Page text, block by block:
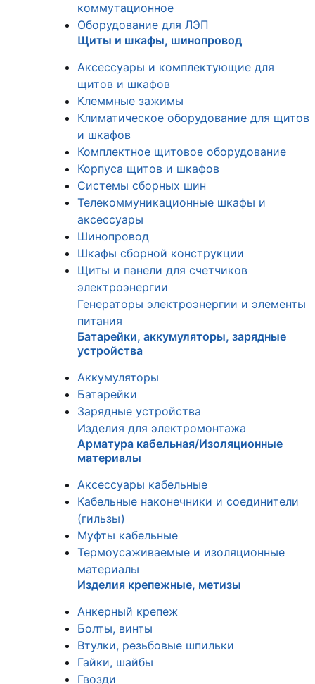
коммутационное
Оборудование для ЛЭП
Щиты и шкафы, шинопровод
Аксессуары и комплектующие для
щитов и шкафов
Клеммные зажимы
Климатическое оборудование для щитов
и шкафов
Комплектное щитовое оборудование
Корпуса щитов и шкафов
Системы сборных шин
Телекоммуникационные шкафы и
аксессуары
Шинопровод
Шкафы сборной конструкции
Щиты и панели для счетчиков
электроэнергии
Генераторы электроэнергии и элементы
питания
Батарейки, аккумуляторы, зарядные
устройства
Аккумуляторы
Батарейки
Зарядные устройства
Изделия для электромонтажа
Арматура кабельная/Изоляционные
материалы
Аксессуары кабельные
Кабельные наконечники и соединители
(гильзы)
Муфты кабельные
Термоусаживаемые и изоляционные
материалы
Изделия крепежные, метизы
Анкерный крепеж
Болты, винты
Втулки, резьбовые шпильки
Гайки, шайбы
Гвозди